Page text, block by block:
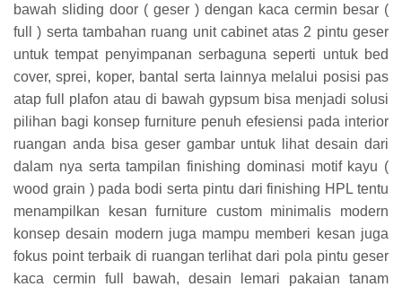
bawah sliding door ( geser ) dengan kaca cermin besar (
full ) serta tambahan ruang unit cabinet atas 2 pintu geser
untuk tempat penyimpanan serbaguna seperti untuk bed
cover, sprei, koper, bantal serta lainnya melalui posisi pas
atap full plafon atau di bawah gypsum bisa menjadi solusi
pilihan bagi konsep furniture penuh efesiensi pada interior
ruangan anda bisa geser gambar untuk lihat desain dari
dalam nya serta tampilan finishing dominasi motif kayu (
wood grain ) pada bodi serta pintu dari finishing HPL tentu
menampilkan kesan furniture custom minimalis modern
konsep desain modern juga mampu memberi kesan juga
fokus point terbaik di ruangan terlihat dari pola pintu geser
kaca cermin full bawah, desain lemari pakaian tanam